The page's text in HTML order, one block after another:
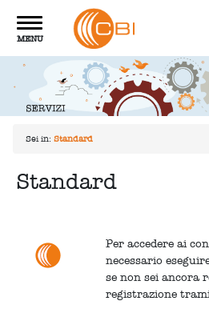
Toggle
navigation
MENU
Sei in: Standard
Standard
Per accedere ai
necessario
se non sei ancora
registrazione